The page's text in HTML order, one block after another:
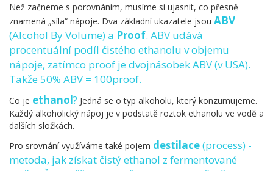
Než začneme s porovnáním, musíme si ujasnit, co přesně
znamená „síla“ nápoje. Dva základní ukazatele jsou ABV
(Alcohol By Volume) a Proof. ABV udává
procentuální podíl čistého ethanolu v objemu
nápoje, zatímco proof je dvojnásobek ABV (v USA).
Takže 50% ABV = 100proof.
Co je ethanol? Jedná se o typ alkoholu, který konzumujeme.
Každý alkoholický nápoj je v podstatě roztok ethanolu ve vodě a
dalších složkách.
Pro srovnání využíváme také pojem destilace(process) -
metoda, jak získat čistý ethanol z fermentované